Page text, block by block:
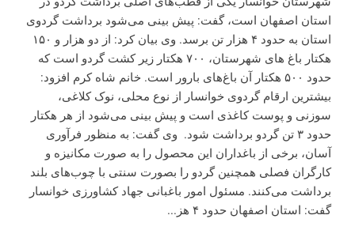
استان اصفهان است، گفت: پیش بینی می‌شود برداشت گردوی
استان به حدود ۴ هزار تن برسد. وی بیان کرد: از دو هزار و ۱۵۰
هکتار باغ های شهرستان، ۷۰۰ هکتار زیر کشت گردو است که
حدود ۵۰۰ هکتار آن باغ‌های بارور است. خانم شاه کرم افزود:
بیشترین ارقام گردوی خوانسار از نوع محلی، نوک کلاغی،
سوزنی و پوست کاغذی است و پیش بینی می‌شود از هر هکتار
حدود ۳ تن گردو برداشت شود. وی گفت: به منظور فرآوری
آسان، برخی از باغداران این محصول را به صورت مکانیزه و
کارگران فصلی همچنین گردو را بصورت سنتی با چوب‌های بلند
برداشت می‌کنند. مسئول امور باغبانی جهاد کشاورزی خوانسار
گفت: استان اصفهان حدود ۴ هز...